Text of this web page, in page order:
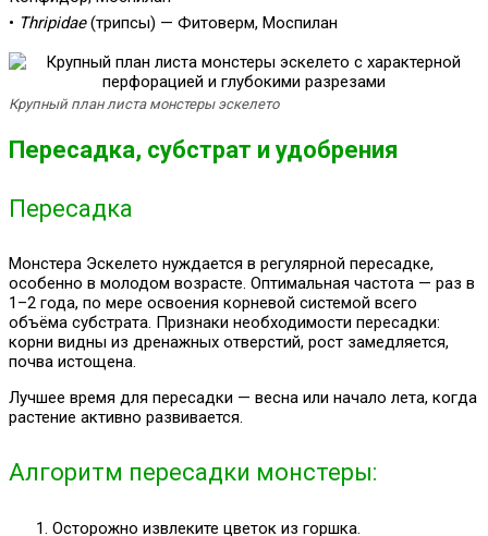
• Thripidae(трипсы) — Фитоверм, Моспилан
Крупный план листа монстеры эскелето
Пересадка, субстрат и удобрения
Пересадка
Монстера Эскелето нуждается в регулярной пересадке,
особенно в молодом возрасте. Оптимальная частота — раз в
1–2 года, по мере освоения корневой системой всего
объёма субстрата. Признаки необходимости пересадки:
корни видны из дренажных отверстий, рост замедляется,
почва истощена.
Лучшее время для пересадки — весна или начало лета, когда
растение активно развивается.
Алгоритм пересадки монстеры:
Осторожно извлеките цветок из горшка.